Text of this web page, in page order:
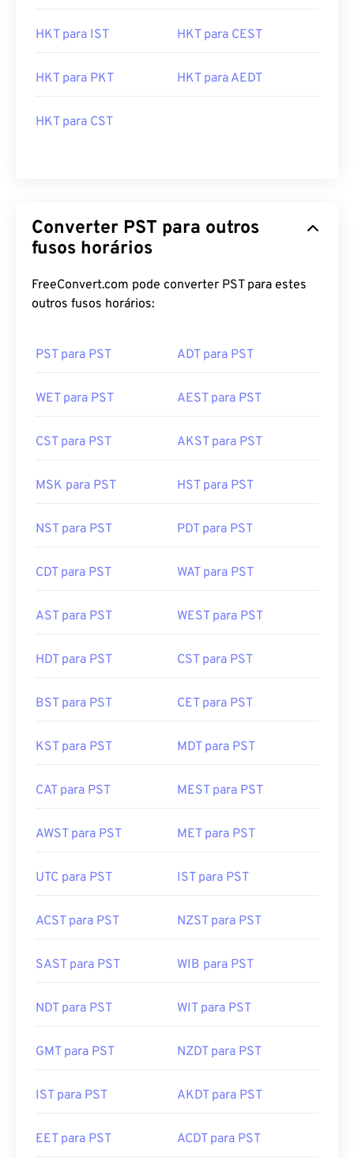
HKT para IST HKT para CEST
HKT para PKT HKT para AEDT
HKT para CST
Converter PST para outros
fusos horários
FreeConvert.com pode converter PST para estes
outros fusos horários:
PST para PST ADT para PST
WET para PST AEST para PST
CST para PST AKST para PST
MSK para PST HST para PST
NST para PST PDT para PST
CDT para PST WAT para PST
AST para PST WEST para PST
HDT para PST CST para PST
BST para PST CET para PST
KST para PST MDT para PST
CAT para PST MEST para PST
AWST para PST MET para PST
UTC para PST IST para PST
ACST para PST NZST para PST
SAST para PST WIB para PST
NDT para PST WIT para PST
GMT para PST NZDT para PST
IST para PST AKDT para PST
EET para PST ACDT para PST